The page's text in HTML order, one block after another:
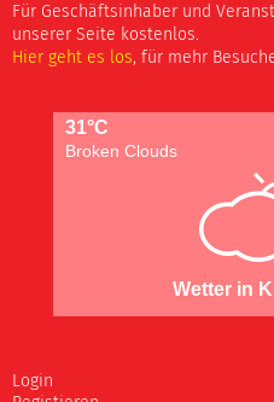
Für Geschäftsinhaber und
unserer Seite kostenlos.
Hier geht es los, für mehr
31°C
Broken Clouds
Wetter in
Login